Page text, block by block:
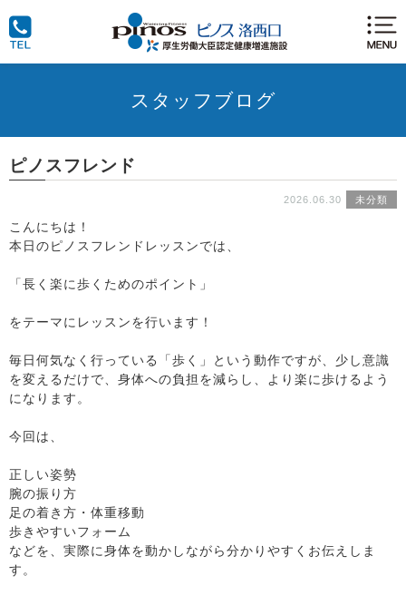
スタッフブログ
ピノスフレンド
2026.06.30 未分類
こんにちは！
本日のピノスフレンドレッスンでは、
「長く楽に歩くためのポイント」
をテーマにレッスンを行います！
毎日何気なく行っている「歩く」という動作ですが、少し意識
を変えるだけで、身体への負担を減らし、より楽に歩けるよう
になります。
今回は、
正しい姿勢
腕の振り方
足の着き方・体重移動
歩きやすいフォーム
などを、実際に身体を動かしながら分かりやすくお伝えしま
す。